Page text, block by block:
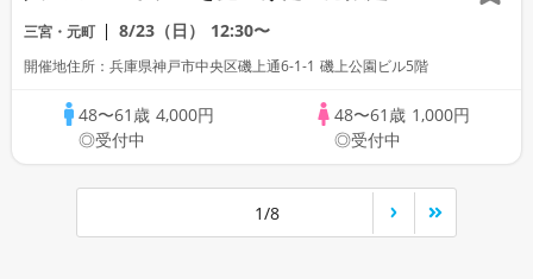
三宮・元町 8/23（日） 12:30〜
開催地住所：兵庫県神戸市中央区磯上通6-1-1 磯上公園ビル5階
48〜61歳 4,000円
◎受付中
48〜61歳 1,000円
◎受付中
1/8